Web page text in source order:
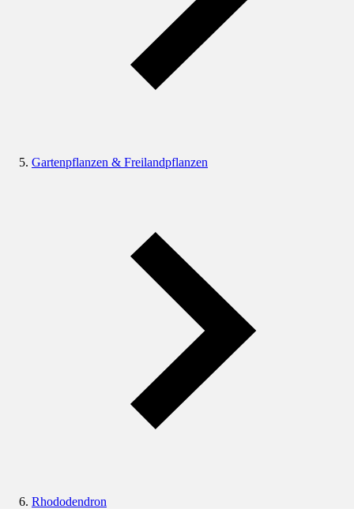
Gartenpflanzen & Freilandpflanzen
Rhododendron